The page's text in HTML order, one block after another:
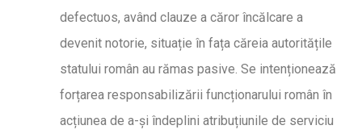
defectuos, având clauze a căror încălcare a
devenit notorie, situație în fața căreia autoritățile
statului român au rămas pasive. Se intenționează
forțarea responsabilizării funcționarului român în
acțiunea de a-și îndeplini atribuțiunile de serviciu